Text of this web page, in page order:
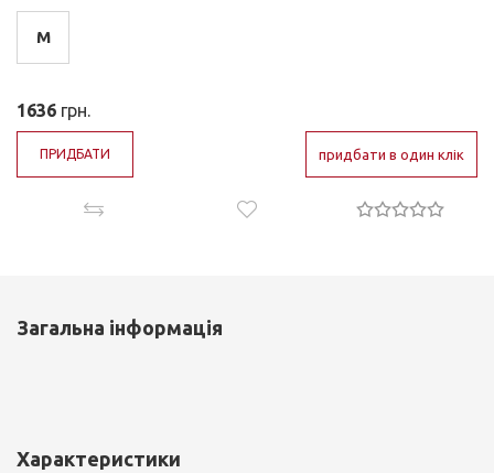
M
1636 грн.
ПРИДБАТИ придбати в один клік
Загальна інформація
Характеристики